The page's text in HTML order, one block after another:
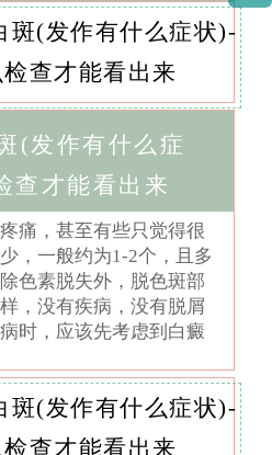
(发作有什么症
查才能看出来
痛，甚至有些只觉得很
，一般约为1-2个，且多
色素脱失外，脱色斑部
，没有疾病，没有脱屑
时，应该先考虑到白癜